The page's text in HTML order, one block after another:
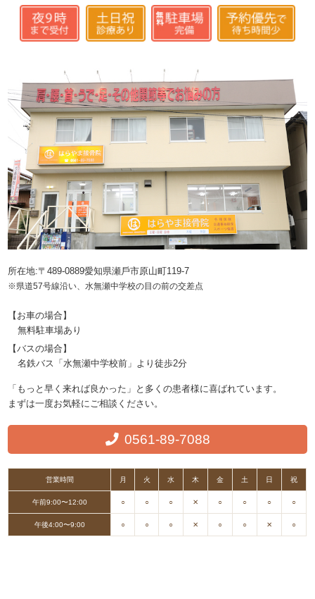
所在地:〒489-0889愛知県瀬戶市原山町119-7
※県道57号線沿い、水無瀬中学校の目の前の交差点
【お車の場合】
無料駐車場あり
【バスの場合】
名鉄バス「水無瀬中学校前」より徒歩2分
「もっと早く来れば良かった」と多くの患者様に喜ばれています。
まずは一度お気軽にご相談ください。
0561-89-7088
営業時間 月 火 水 木 金 土 日 祝
午前9:00〜12:00 ○ ○ ○ ✕ ○ ○ ○ ○
午後4:00〜9:00 ○ ○ ○ ✕ ○ ○ ✕ ○